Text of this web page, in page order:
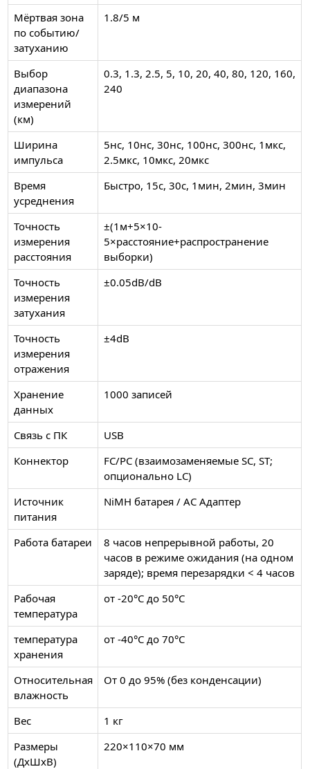
Мёртвая зона
по событию/
затуханию
1.8/5 м
Выбор
диапазона
измерений
(км)
0.3, 1.3, 2.5, 5, 10, 20, 40, 80, 120, 160,
240
Ширина
импульса
5нс, 10нс, 30нс, 100нс, 300нс, 1мкс,
2.5мкс, 10мкс, 20мкс
Время
усреднения
Быстро, 15с, 30с, 1мин, 2мин, 3мин
Точность
измерения
расстояния
±(1м+5×10-
5×расстояние+распространение
выборки)
Точность
измерения
затухания
±0.05dB/dB
Точность
измерения
отражения
±4dB
Хранение
данных
1000 записей
Связь с ПК
USB
Коннектор
FC/PC (взаимозаменяемые SC, ST;
опционально LC)
Источник
питания
NiMH батарея / AC Адаптер
Работа батареи
8 часов непрерывной работы, 20
часов в режиме ожидания (на одном
заряде); время перезарядки < 4 часов
Рабочая
температура
от -20°C до 50°C
температура
хранения
от -40°C до 70°C
Относительная
влажность
От 0 до 95% (без конденсации)
Вес
1 кг
Размеры
(ДхШхВ)
220×110×70 мм